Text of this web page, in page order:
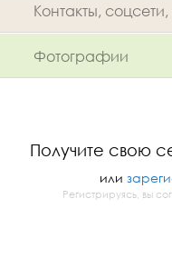
Контакты,
Фотографии
Получите свою
или
Регистрируясь, вы